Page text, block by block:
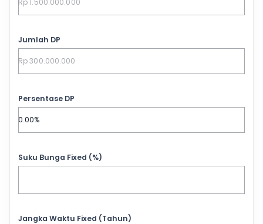
Jumlah DP
Persentase DP
Suku Bunga Fixed (%)
Jangka Waktu Fixed (Tahun)